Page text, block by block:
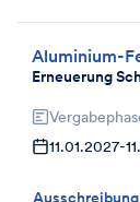
Aluminium-
Erneuerung
11.01.2027-